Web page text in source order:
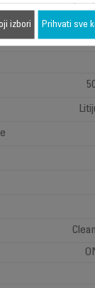
bočna
izbori Prihvati sve